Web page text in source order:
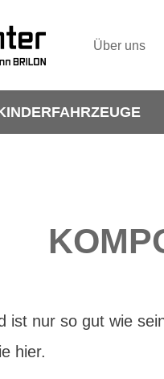
Über uns
ist nur so gut wie
hier.